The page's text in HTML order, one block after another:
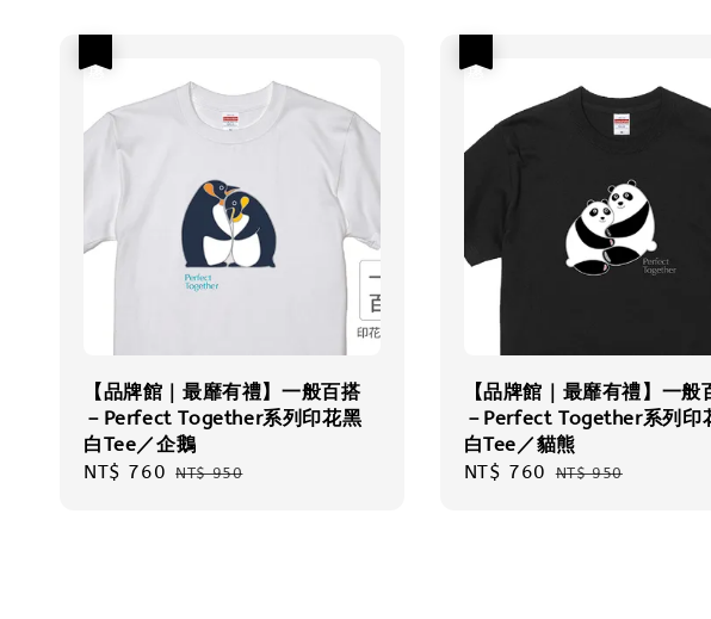
【品牌館｜最靡有禮】一般百搭
－Perfect Together系列印花黑
白Tee／企鵝
Sale
NT$ 760 Regular
NT$ 950
【品牌館｜最靡有禮】一般
－Perfect Together系列印
白Tee／貓熊
Sale
NT$ 760 Regular
NT$ 950